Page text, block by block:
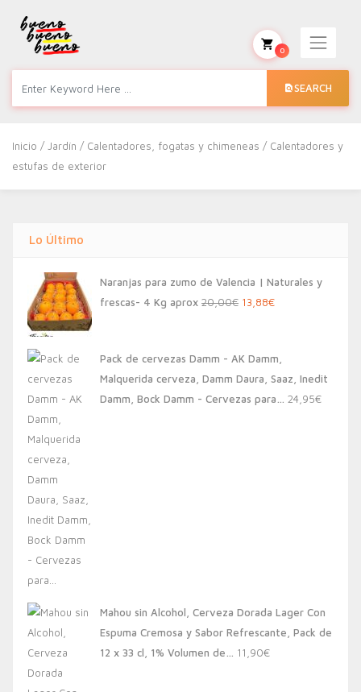
SEARCH
0
Inicio /Jardín / Calentadores, fogatas y chimeneas / Calentadores y
estufas de exterior
Lo Último
Naranjas para zumo de Valencia | Naturales y
frescas- 4 Kg aprox 20,00€ El
era:
20,00€.
13,88€El
es:
13,88€.
Pack de cervezas Damm - AK Damm,
Malquerida cerveza, Damm Daura, Saaz, Inedit
Damm, Bock Damm - Cervezas para… 24,95€
Mahou sin Alcohol, Cerveza Dorada Lager Con
Espuma Cremosa y Sabor Refrescante, Pack de
12 x 33 cl, 1% Volumen de… 11,90€